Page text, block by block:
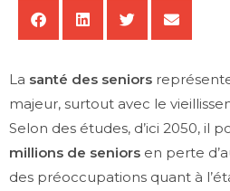
La santé des seniors
majeur, surtout avec le
Selon des études, d’ici 2050, il
millions de seniors en perte
des préoccupations quant à